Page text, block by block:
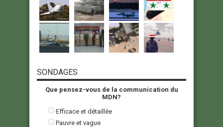
SONDAGES
Que pensez-vous de la communication du
MDN?
Efficace et détaillée
Pauvre et vague